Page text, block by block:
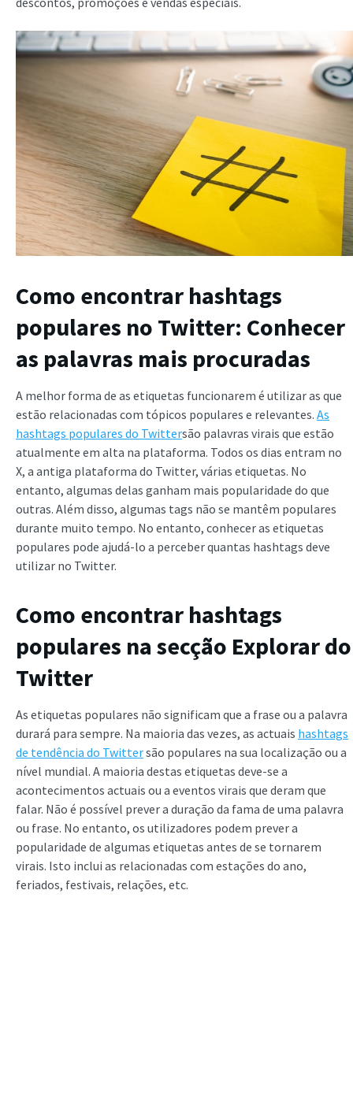
Como encontrar hashtags
populares no Twitter: Conhecer
as palavras mais procuradas
A melhor forma de as etiquetas funcionarem é utilizar as que
estão relacionadas com tópicos populares e relevantes. As
hashtags populares do Twittersão palavras virais que estão
atualmente em alta na plataforma. Todos os dias entram no
X, a antiga plataforma do Twitter, várias etiquetas. No
entanto, algumas delas ganham mais popularidade do que
outras. Além disso, algumas tags não se mantêm populares
durante muito tempo. No entanto, conhecer as etiquetas
populares pode ajudá-lo a perceber quantas hashtags deve
utilizar no Twitter.
Como encontrar hashtags
populares na secção Explorar do
Twitter
As etiquetas populares não significam que a frase ou a palavra
durará para sempre. Na maioria das vezes, as actuais hashtags
de tendência do Twittersão populares na sua localização ou a
nível mundial. A maioria destas etiquetas deve-se a
acontecimentos actuais ou a eventos virais que deram que
falar. Não é possível prever a duração da fama de uma palavra
ou frase. No entanto, os utilizadores podem prever a
popularidade de algumas etiquetas antes de se tornarem
virais. Isto inclui as relacionadas com estações do ano,
feriados, festivais, relações, etc.